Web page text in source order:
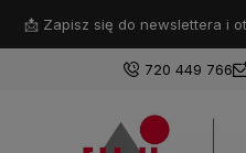
📩 Zapisz się do newslettera i
720 449 766